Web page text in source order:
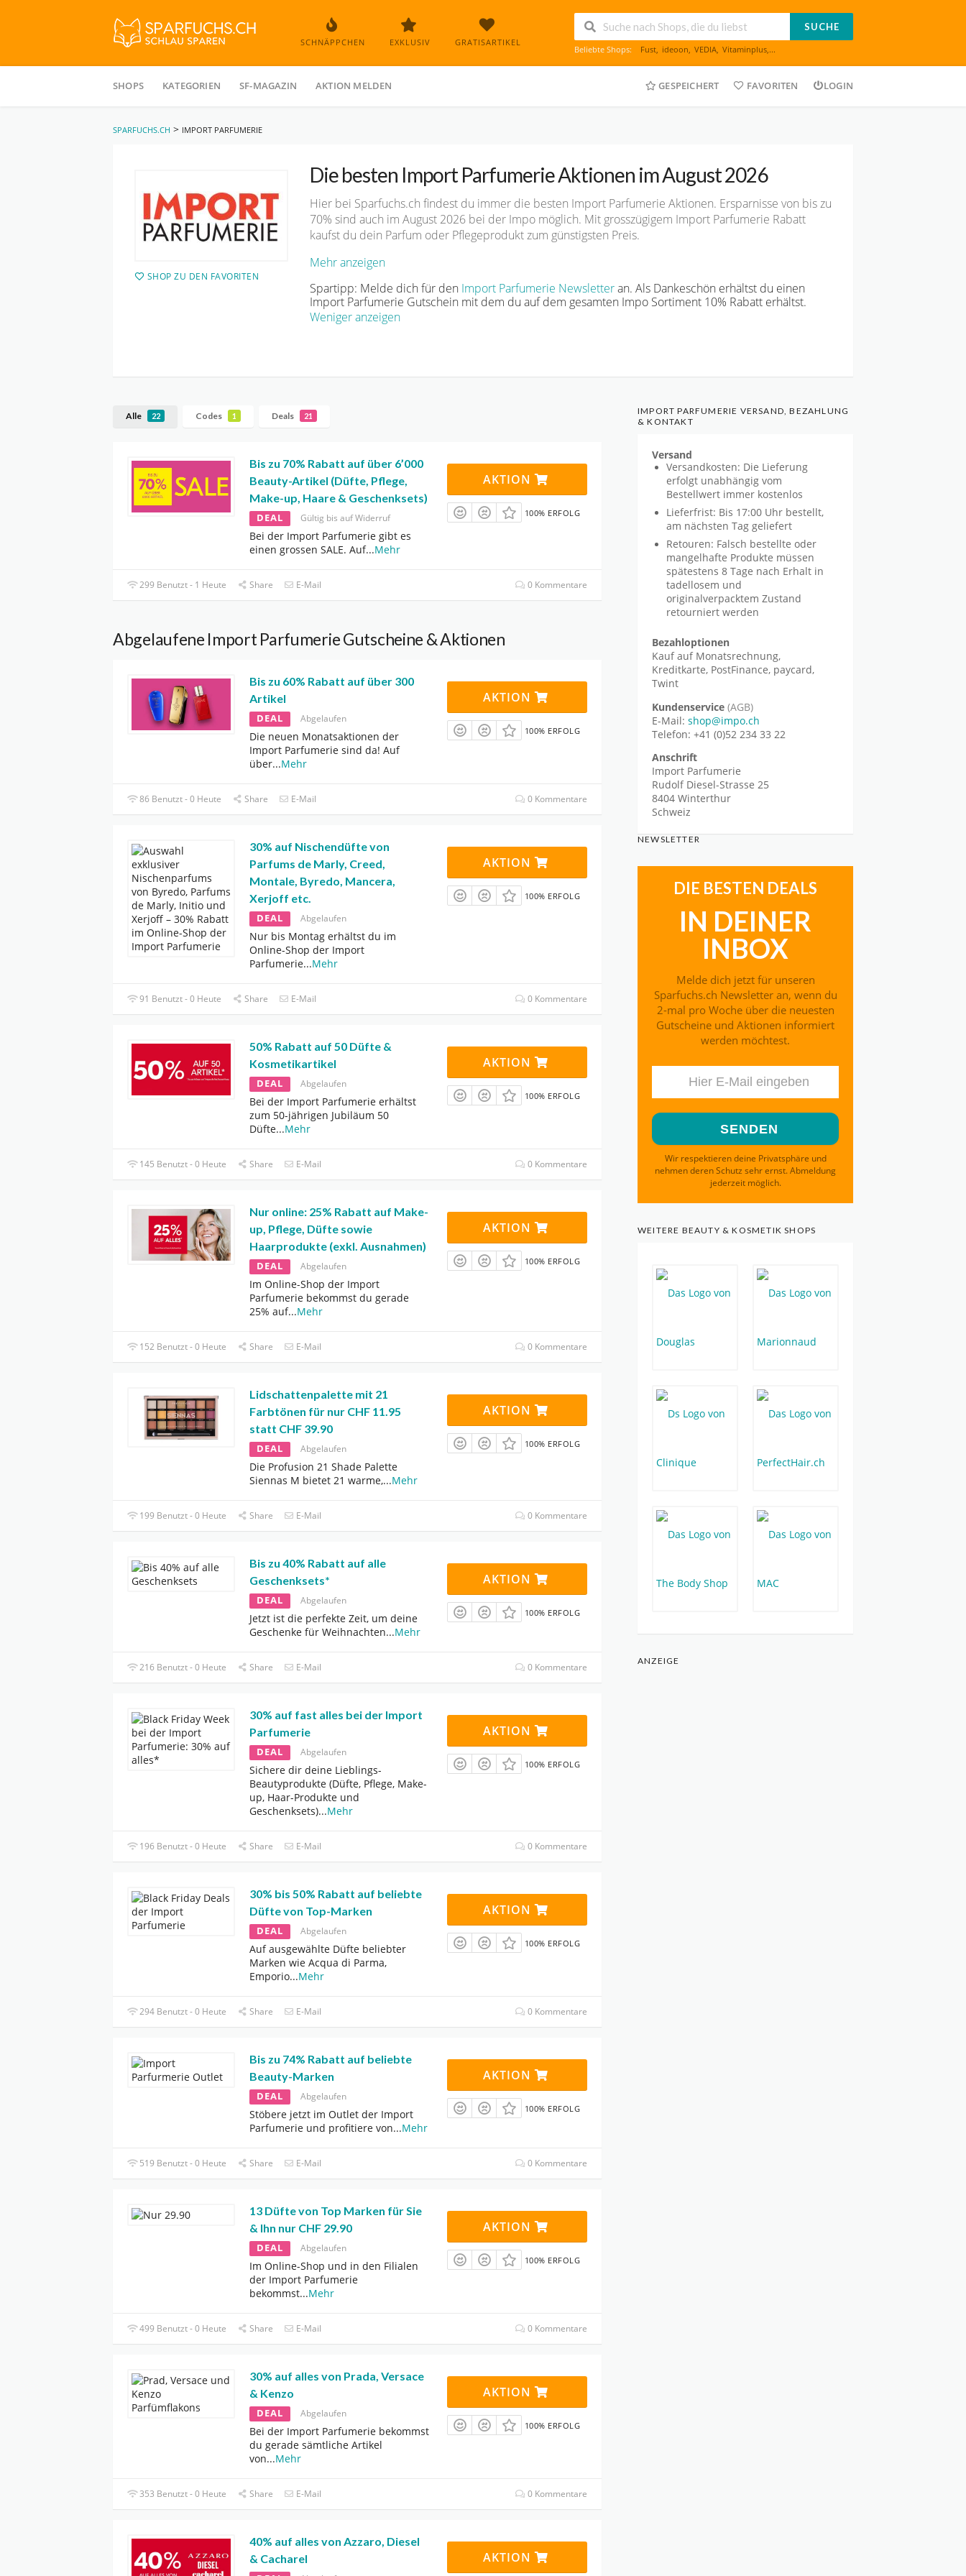
SCHNÄPPCHEN EXKLUSIV GRATISARTIKEL
SUCHE
Beliebte Shops: Fust, ideoon, VEDIA, Vitaminplus,...
to
SHOPS KATEGORIEN SF-MAGAZIN AKTION MELDEN GESPEICHERT FAVORITEN LOGIN
SPARFUCHS.CH > IMPORT PARFUMERIE
SHOP ZU DEN FAVORITEN
Die besten Import Parfumerie Aktionen im August 2026
Hier bei Sparfuchs.ch findest du immer die besten Import Parfumerie Aktionen. Ersparnisse von bis zu
70% sind auch im August 2026 bei der Impo möglich. Mit grosszügigem Import Parfumerie Rabatt
kaufst du dein Parfum oder Pflegeprodukt zum günstigsten Preis.
Mehr anzeigen
Spartipp: Melde dich für den Import Parfumerie Newsletteran. Als Dankeschön erhältst du einen
Import Parfumerie Gutschein mit dem du auf dem gesamten Impo Sortiment 10% Rabatt erhältst.
Weniger anzeigen
Alle 22 Codes 1 Deals 21
Bis zu 70% Rabatt auf über 6’000
Beauty-Artikel (Düfte, Pflege,
Make-up, Haare & Geschenksets)
DEAL Gültig bis auf Widerruf
Bei der Import Parfumerie gibt es
einen grossen SALE. Auf...Mehr
AKTION
100% ERFOLG
299 Benutzt - 1 Heute Share E-Mail 0 Kommentare
Abgelaufene Import Parfumerie Gutscheine & Aktionen
Bis zu 60% Rabatt auf über 300
Artikel
DEAL Abgelaufen
Die neuen Monatsaktionen der
Import Parfumerie sind da! Auf
über...Mehr
AKTION
100% ERFOLG
86 Benutzt - 0 Heute Share E-Mail 0 Kommentare
30% auf Nischendüfte von
Parfums de Marly, Creed,
Montale, Byredo, Mancera,
Xerjoff etc.
DEAL Abgelaufen
Nur bis Montag erhältst du im
Online-Shop der Import
Parfumerie...Mehr
AKTION
100% ERFOLG
91 Benutzt - 0 Heute Share E-Mail 0 Kommentare
50% Rabatt auf 50 Düfte &
Kosmetikartikel
DEAL Abgelaufen
Bei der Import Parfumerie erhältst
zum 50-jährigen Jubiläum 50
Düfte...Mehr
AKTION
100% ERFOLG
145 Benutzt - 0 Heute Share E-Mail 0 Kommentare
Nur online: 25% Rabatt auf Make-
up, Pflege, Düfte sowie
Haarprodukte (exkl. Ausnahmen)
DEAL Abgelaufen
Im Online-Shop der Import
Parfumerie bekommst du gerade
25% auf...Mehr
AKTION
100% ERFOLG
152 Benutzt - 0 Heute Share E-Mail 0 Kommentare
Lidschattenpalette mit 21
Farbtönen für nur CHF 11.95
statt CHF 39.90
DEAL Abgelaufen
Die Profusion 21 Shade Palette
Siennas M bietet 21 warme,...Mehr
AKTION
100% ERFOLG
199 Benutzt - 0 Heute Share E-Mail 0 Kommentare
Bis zu 40% Rabatt auf alle
Geschenksets*
DEAL Abgelaufen
Jetzt ist die perfekte Zeit, um deine
Geschenke für Weihnachten...Mehr
AKTION
100% ERFOLG
216 Benutzt - 0 Heute Share E-Mail 0 Kommentare
30% auf fast alles bei der Import
Parfumerie
DEAL Abgelaufen
Sichere dir deine Lieblings-
Beautyprodukte (Düfte, Pflege, Make-
up, Haar-Produkte und
Geschenksets)...Mehr
AKTION
100% ERFOLG
196 Benutzt - 0 Heute Share E-Mail 0 Kommentare
30% bis 50% Rabatt auf beliebte
Düfte von Top-Marken
DEAL Abgelaufen
Auf ausgewählte Düfte beliebter
Marken wie Acqua di Parma,
Emporio...Mehr
AKTION
100% ERFOLG
294 Benutzt - 0 Heute Share E-Mail 0 Kommentare
Bis zu 74% Rabatt auf beliebte
Beauty-Marken
DEAL Abgelaufen
Stöbere jetzt im Outlet der Import
Parfumerie und profitiere von...Mehr
AKTION
100% ERFOLG
519 Benutzt - 0 Heute Share E-Mail 0 Kommentare
13 Düfte von Top Marken für Sie
& Ihn nur CHF 29.90
DEAL Abgelaufen
Im Online-Shop und in den Filialen
der Import Parfumerie
bekommst...Mehr
AKTION
100% ERFOLG
499 Benutzt - 0 Heute Share E-Mail 0 Kommentare
30% auf alles von Prada, Versace
& Kenzo
DEAL Abgelaufen
Bei der Import Parfumerie bekommst
du gerade sämtliche Artikel
von...Mehr
AKTION
100% ERFOLG
353 Benutzt - 0 Heute Share E-Mail 0 Kommentare
40% auf alles von Azzaro, Diesel
& Cacharel
AKTION
IMPORT PARFUMERIE VERSAND, BEZAHLUNG
& KONTAKT
Versand
Versandkosten: Die Lieferung
erfolgt unabhängig vom
Bestellwert immer kostenlos
Lieferfrist: Bis 17:00 Uhr bestellt,
am nächsten Tag geliefert
Retouren: Falsch bestellte oder
mangelhafte Produkte müssen
spätestens 8 Tage nach Erhalt in
tadellosem und
originalverpacktem Zustand
retourniert werden
Bezahloptionen
Kauf auf Monatsrechnung,
Kreditkarte, PostFinance, paycard,
Twint
Kundenservice (AGB)
E-Mail: shop@impo.ch
Telefon: +41 (0)52 234 33 22
Anschrift
Import Parfumerie
Rudolf Diesel-Strasse 25
8404 Winterthur
Schweiz
NEWSLETTER
DIE BESTEN DEALS
IN DEINER
INBOX
Melde dich jetzt für unseren
Sparfuchs.ch Newsletter an, wenn du
2-mal pro Woche über die neuesten
Gutscheine und Aktionen informiert
werden möchtest.
Wir respektieren deine Privatsphäre und
nehmen deren Schutz sehr ernst. Abmeldung
jederzeit möglich.
WEITERE BEAUTY & KOSMETIK SHOPS
ANZEIGE